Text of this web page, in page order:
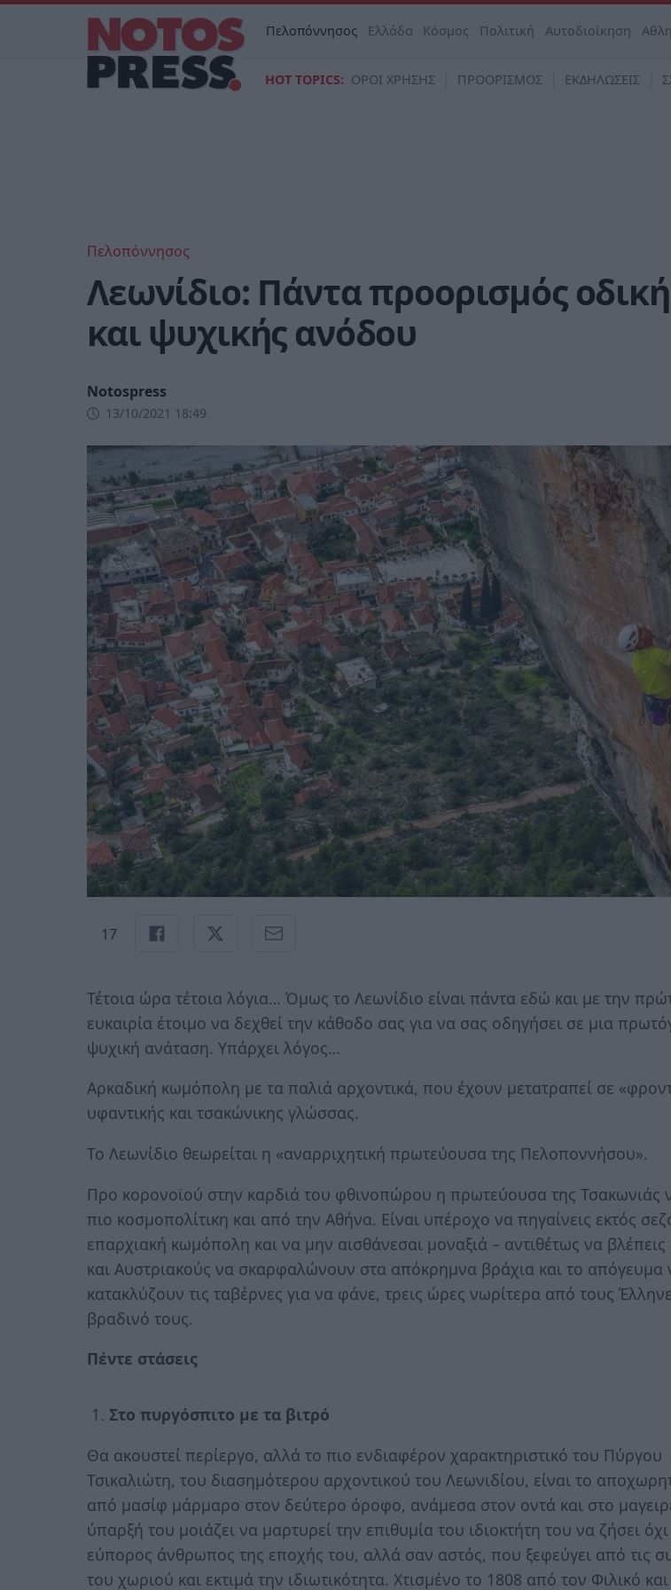
Πελοπόννησος Ελλάδα Κόσμος Πολιτική Αυτοδιοίκηση
HOT TOPICS: ΟΡΟΙ ΧΡΗΣΗΣ ΠΡΟΟΡΙΣΜΟΣ ΕΚΔΗΛΩΣΕΙΣ
Πελοπόννησος
Λεωνίδιο: Πάντα προορισμός
και ψυχικής ανόδου
Notospress
13/10/2021 18:49
17
Τέτοια ώρα τέτοια λόγια… Όμως το Λεωνίδιο είναι πάντα εδώ και με την
ευκαιρία έτοιμο να δεχθεί την κάθοδο σας για να σας οδηγήσει σε μια
ψυχική ανάταση. Υπάρχει λόγος…
Αρκαδική κωμόπολη με τα παλιά αρχοντικά, που έχουν μετατραπεί σε
υφαντικής και τσακώνικης γλώσσας.
Το Λεωνίδιο θεωρείται η «αναρριχητική πρωτεύουσα της Πελοποννήσου».
Προ κορονοϊού στην καρδιά του φθινοπώρου η πρωτεύουσα της Τσακωνιάς
πιο κοσμοπολίτικη και από την Αθήνα. Είναι υπέροχο να πηγαίνεις εκτός
επαρχιακή κωμόπολη και να μην αισθάνεσαι μοναξιά – αντιθέτως να βλέπεις
και Αυστριακούς να σκαρφαλώνουν στα απόκρημνα βράχια και το απόγευμα
κατακλύζουν τις ταβέρνες για να φάνε, τρεις ώρες νωρίτερα από τους
βραδινό τους.
Πέντε στάσεις
Στο πυργόσπιτο με τα βιτρό
Θα ακουστεί περίεργο, αλλά το πιο ενδιαφέρον χαρακτηριστικό του Πύργου
Τσικαλιώτη, του διασημότερου αρχοντικού του Λεωνιδίου, είναι το
από μασίφ μάρμαρο στον δεύτερο όροφο, ανάμεσα στον οντά και στο
ύπαρξή του μοιάζει να μαρτυρεί την επιθυμία του ιδιοκτήτη του να ζήσει
εύπορος άνθρωπος της εποχής του, αλλά σαν αστός, που ξεφεύγει από τις
του χωριού και εκτιμά την ιδιωτικότητα. Χτισμένο το 1808 από τον Φιλικό